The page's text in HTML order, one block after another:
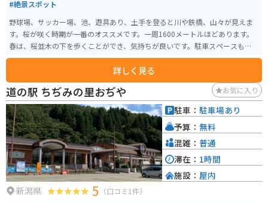
#絶景スポット
野球場、サッカー場、池、遊具あり、土手を登ると川や鉄橋、山々が見えま
す。桜が咲く時期が一番のオススメです。一周1600メートルほどあります。
春は、桜並木の下を歩くことができ、気持ちが良いです。駐車スペースもたく
さんあり、いつ行っても駐車場に困ることはありません。
詳しく見る
道の駅 ちぢみの里おぢや お気に入り
新潟県 5 （口コミ1件）
駐車： 駐車場あり
予算： 無料
混雑： 普通
滞在： 1時間
施設： 屋内